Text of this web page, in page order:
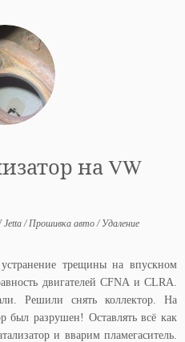
на VW
Jetta/ Прошивка авто/ Удаление
трещины на впускном
двигателей CFNA и CLRA.
Решили снять коллектор. На
был разрушен! Оставлять всё как
и вварим пламегаситель.